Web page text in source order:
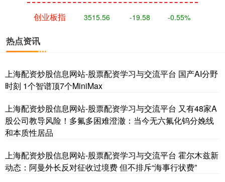
创业板指 3515.56 -19.58 -0.55%
基金指数 7229.80 -1.63 -0.02%
热点资讯
上海配资炒股信息网站-股票配资学习与交流平台 国产AI分野
时刻 1个智谱顶7个MiniMax
上海配资炒股信息网站-股票配资学习与交流平台 又有48家A
股公司教导风险！多氟多困难澄澈：当今无六氟化钨分娩线
和本质性居品
上海配资炒股信息网站-股票配资学习与交流平台 霍尔木兹新
动态：阿曼外长反对征收过境费 但不排斥“海事行状费”